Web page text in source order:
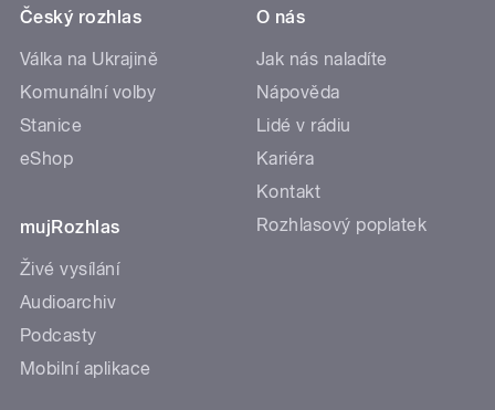
Český rozhlas
Válka na Ukrajině
Komunální volby
Stanice
eShop
mujRozhlas
Živé vysílání
Audioarchiv
Podcasty
Mobilní aplikace
O nás
Jak nás naladíte
Nápověda
Lidé v rádiu
Kariéra
Kontakt
Rozhlasový poplatek